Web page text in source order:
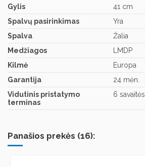
Gylis
41 cm
Spalvų pasirinkimas
Yra
Spalva
Žalia
Medžiagos
LMDP
Kilmė
Europa
Garantija
24 mėn.
Vidutinis pristatymo
terminas
6 savaitės
Panašios prekės (16):